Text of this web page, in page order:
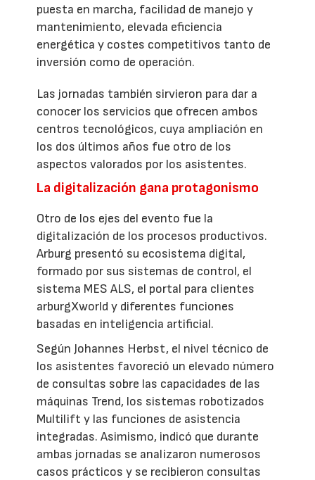
puesta en marcha, facilidad de manejo y
mantenimiento, elevada eficiencia
energética y costes competitivos tanto de
inversión como de operación.
Las jornadas también sirvieron para dar a
conocer los servicios que ofrecen ambos
centros tecnológicos, cuya ampliación en
los dos últimos años fue otro de los
aspectos valorados por los asistentes.
La digitalización gana protagonismo
Otro de los ejes del evento fue la
digitalización de los procesos productivos.
Arburg presentó su ecosistema digital,
formado por sus sistemas de control, el
sistema MES ALS, el portal para clientes
arburgXworld y diferentes funciones
basadas en inteligencia artificial.
Según Johannes Herbst, el nivel técnico de
los asistentes favoreció un elevado número
de consultas sobre las capacidades de las
máquinas Trend, los sistemas robotizados
Multilift y las funciones de asistencia
integradas. Asimismo, indicó que durante
ambas jornadas se analizaron numerosos
casos prácticos y se recibieron consultas